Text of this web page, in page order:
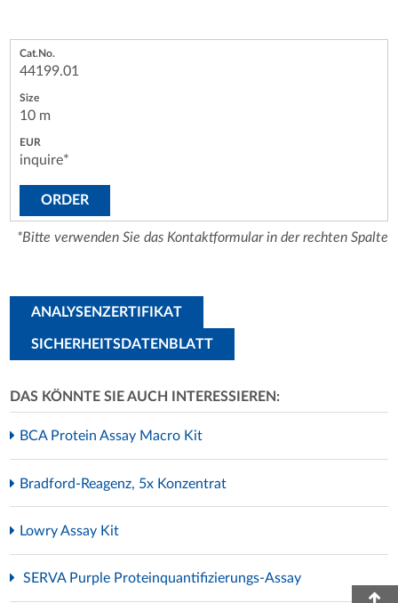
44199.01
10 m
inquire*
ORDER
*Bitte verwenden Sie das Kontaktformular in der rechten Spalte
ANALYSENZERTIFIKAT
SICHERHEITSDATENBLATT
DAS KÖNNTE SIE AUCH INTERESSIEREN:
BCA Protein Assay Macro Kit
Bradford-Reagenz, 5x Konzentrat
Lowry Assay Kit
SERVA Purple Proteinquantifizierungs-Assay